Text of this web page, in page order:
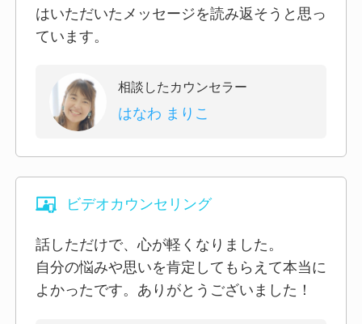
はいただいたメッセージを読み返そうと思っ
ています。
相談したカウンセラー
はなわ まりこ
ビデオカウンセリング
話しただけで、心が軽くなりました。
自分の悩みや思いを肯定してもらえて本当に
よかったです。ありがとうございました！